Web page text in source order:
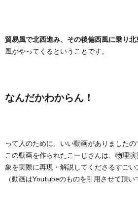
貿易風で北西進み、その後偏西風に乗り北
風がやってくるということです。
なんだかわからん！
って人のために、いい動画がありましたの
この動画を作られたこーじさんは、物理
象を実際に再現・解説してくださるすごい
（動画はYoutubeのものを引用させて頂い